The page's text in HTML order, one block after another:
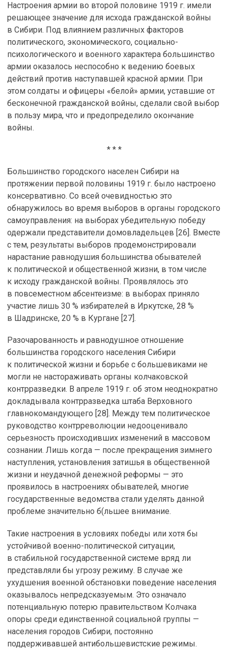
Настроения армии во второй половине 1919 г. имели
решающее значение для исхода гражданской войны
в Сибири. Под влиянием различных факторов
политического, экономического, социально-
психологического и военного характера большинство
армии оказалось неспособно к ведению боевых
действий против наступавшей красной армии. При
этом солдаты и офицеры «белой» армии, уставшие от
бесконечной гражданской войны, сделали свой выбор
в пользу мира, что и предопределило окончание
войны.
* * *
Большинство городского населен Сибири на
протяжении первой половины 1919 г. было настроено
консервативно. Со всей очевидностью это
обнаружилось во время выборов в органы городского
самоуправления: на выборах убедительную победу
одержали представители домовладельцев [26]. Вместе
с тем, результаты выборов продемонстрировали
нарастание равнодушия большинства обывателей
к политической и общественной жизни, в том числе
к исходу гражданской войны. Проявлялось это
в повсеместном абсентеизме: в выборах приняло
участие лишь 30 % избирателей в Иркутске, 28 %
в Шадринске, 20 % в Кургане [27].
Разочарованность и равнодушное отношение
большинства городского населения Сибири
к политической жизни и борьбе с большевиками не
могли не настораживать органы колчаковской
контрразведки. В апреле 1919 г. об этом неоднократно
докладывала контрразведка штаба Верховного
главнокомандующего [28]. Между тем политическое
руководство контрреволюции недооценивало
серьезность происходивших изменений в массовом
сознании. Лишь когда — после прекращения зимнего
наступления, установления затишья в общественной
жизни и неудачной денежной реформы — это
проявилось в настроениях обывателей, многие
государственные ведомства стали уделять данной
проблеме значительно б(льшее внимание.
Такие настроения в условиях победы или хотя бы
устойчивой военно-политической ситуации,
в стабильной государственной системе вряд ли
представляли бы угрозу режиму. В случае же
ухудшения военной обстановки поведение населения
оказывалось непредсказуемым. Это означало
потенциальную потерю правительством Колчака
опоры среди единственной социальной группы —
населения городов Сибири, постоянно
поддерживавшей антибольшевистские режимы.